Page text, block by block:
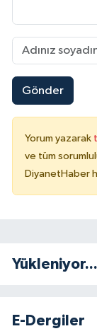
Gönder
Yorum yazarak
ve tüm
DiyanetHaber
Yükleniyor...
E-Dergiler
Samsun
Siirt
Sinop
Tekirdağ